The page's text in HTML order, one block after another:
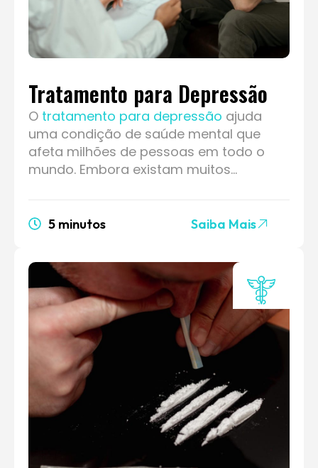
Tratamento para Depressão
O tratamento para depressão ajuda
uma condição de saúde mental que
afeta milhões de pessoas em todo o
mundo. Embora existam muitos…
5 minutos Saiba Mais